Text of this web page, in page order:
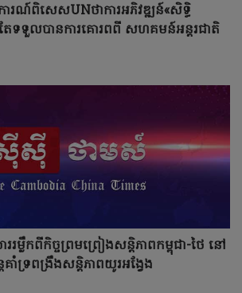
ារណ៍ពិសេសUNថាការអភិវឌ្ឍន៍«សិទ្ធិ
ែទទួលបានការគោរពពី សហគមន៍អន្តរជាតិ
រម្លឹកពីកិច្ចព្រមព្រៀងសន្តិភាពកម្ពុជា-ថៃ នៅ
គាំទ្រពង្រឹងសន្តិភាពយូរអង្វែង